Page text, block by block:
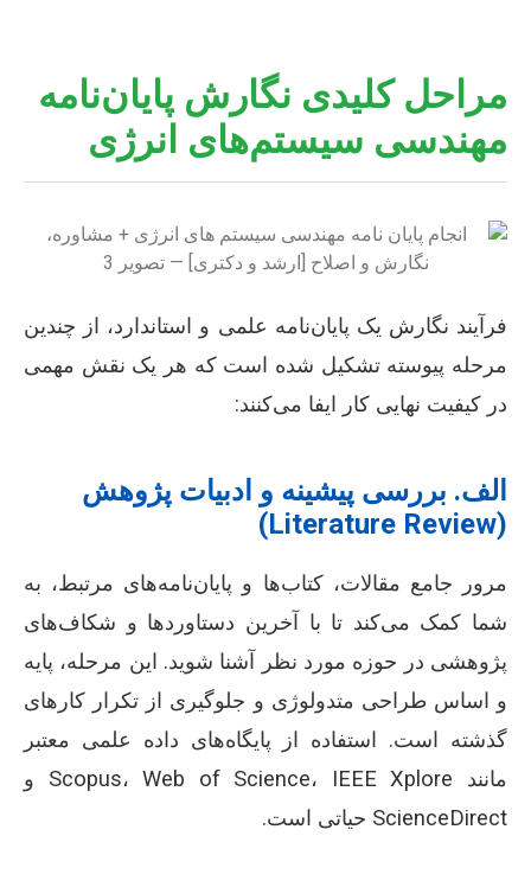
مراحل کلیدی نگارش پایان‌نامه
مهندسی سیستم‌های انرژی
فرآیند نگارش یک پایان‌نامه علمی و استاندارد، از چندین
مرحله پیوسته تشکیل شده است که هر یک نقش مهمی
در کیفیت نهایی کار ایفا می‌کنند:
الف. بررسی پیشینه و ادبیات پژوهش
(Literature Review)
مرور جامع مقالات، کتاب‌ها و پایان‌نامه‌های مرتبط، به
شما کمک می‌کند تا با آخرین دستاوردها و شکاف‌های
پژوهشی در حوزه مورد نظر آشنا شوید. این مرحله، پایه
و اساس طراحی متدولوژی و جلوگیری از تکرار کارهای
گذشته است. استفاده از پایگاه‌های داده علمی معتبر
مانند Scopus، Web of Science، IEEE Xplore و
ScienceDirect حیاتی است.